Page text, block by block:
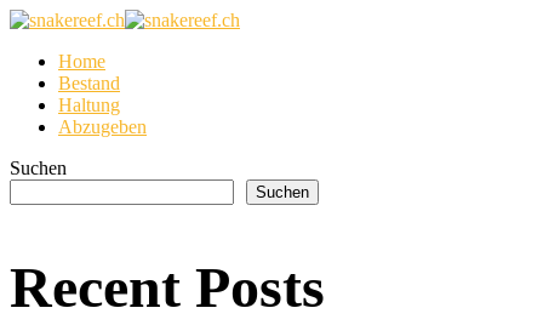
Home
Bestand
Haltung
Abzugeben
Suchen
Suchen
Recent Posts